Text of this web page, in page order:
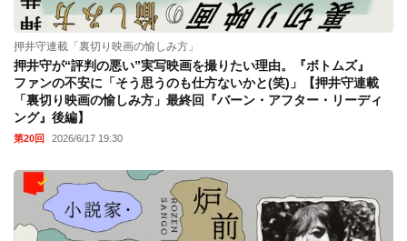
押井守連載「裏切り映画の愉しみ方」
押井守が“評判の悪い”実写映画を撮りたい理由。『ボトムズ』
ファンの不安に「そう思うのも仕方ないかと(笑)」【押井守連載
「裏切り映画の愉しみ方」最終回『バーン・アフター・リーディ
ング』後編】
第20回 2026/6/17 19:30